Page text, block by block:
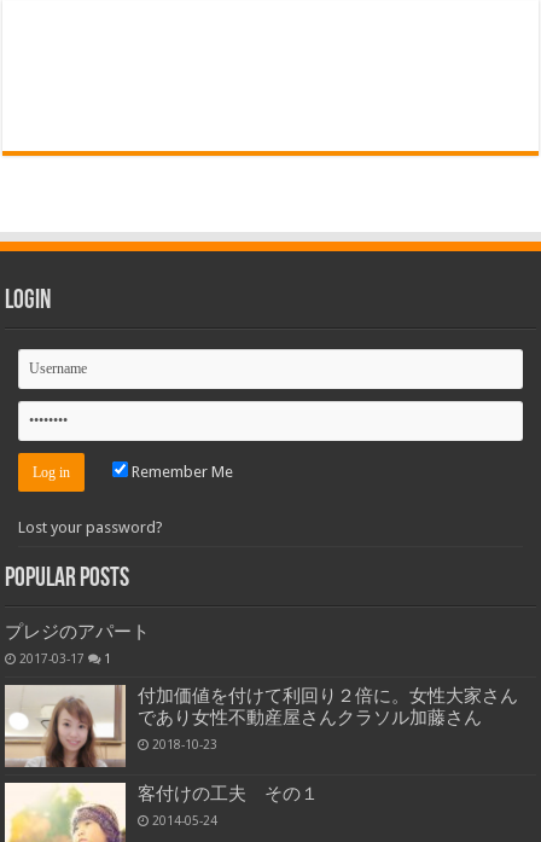
Login
Remember Me
Lost your password?
Popular Posts
プレジのアパート
2017-03-17 1
付加価値を付けて利回り２倍に。女性大家さん
であり女性不動産屋さんクラソル加藤さん
2018-10-23
客付けの工夫 その１
2014-05-24